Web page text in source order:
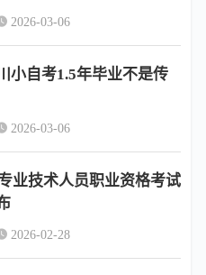
2026-03-06
小自考1.5年毕业不是传
2026-03-06
业技术人员职业资格考试
2026-02-28